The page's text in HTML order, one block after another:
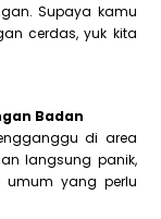
Supaya kamu
cerdas, yuk kita
Badan
di area
langsung panik,
umum yang perlu